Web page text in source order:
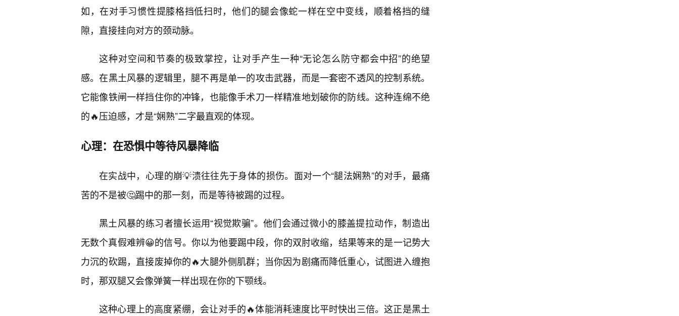
如，在对手习惯性提膝格挡低扫时，他们的腿会像蛇一样在空中变线，顺着格挡的缝
隙，直接挂向对方的颈动脉。
这种对空间和节奏的极致掌控，让对手产生一种“无论怎么防守都会中招”的绝望
感。在黑土风暴的逻辑里，腿不再是单一的攻击武器，而是一套密不透风的控制系统。
它能像铁闸一样挡住你的冲锋，也能像手术刀一样精准地划破你的防线。这种连绵不绝
的🔥压迫感，才是“娴熟”二字最直观的体现。
心理：在恐惧中等待风暴降临
在实战中，心理的崩💡溃往往先于身体的损伤。面对一个“腿法娴熟”的对手，最痛
苦的不是被🤔踢中的那一刻，而是等待被踢的过程。
黑土风暴的练习者擅长运用“视觉欺骗”。他们会通过微小的膝盖提拉动作，制造出
无数个真假难辨😀的信号。你以为他要踢中段，你的双肘收缩，结果等来的是一记势大
力沉的砍踢，直接废掉你的🔥大腿外侧肌群；当你因为剧痛而降低重心，试图进入缠抱
时，那双腿又会像弹簧一样出现在你的下颚线。
这种心理上的高度紧绷，会让对手的🔥体能消耗速度比平时快出三倍。这正是黑土